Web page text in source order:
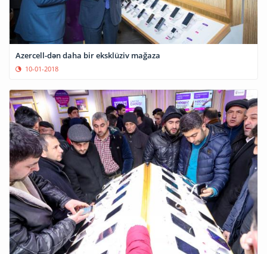
Azercell-dən daha bir eksklüziv mağaza
10-01-2018